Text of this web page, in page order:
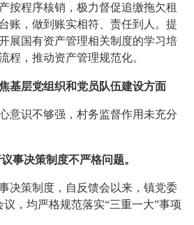
按程序核销，极力督促追缴拖欠租
账，做到账实相符、责任到人。提
展国有资产管理相关制度的学习培
程，推动资产管理规范化。
基层党组织和党员队伍建设方面
识不够强，村务监督作用未充分
事决策制度不严格问题。
策制度，自反馈会以来，镇党委
，均严格规范落实“三重一大”事项